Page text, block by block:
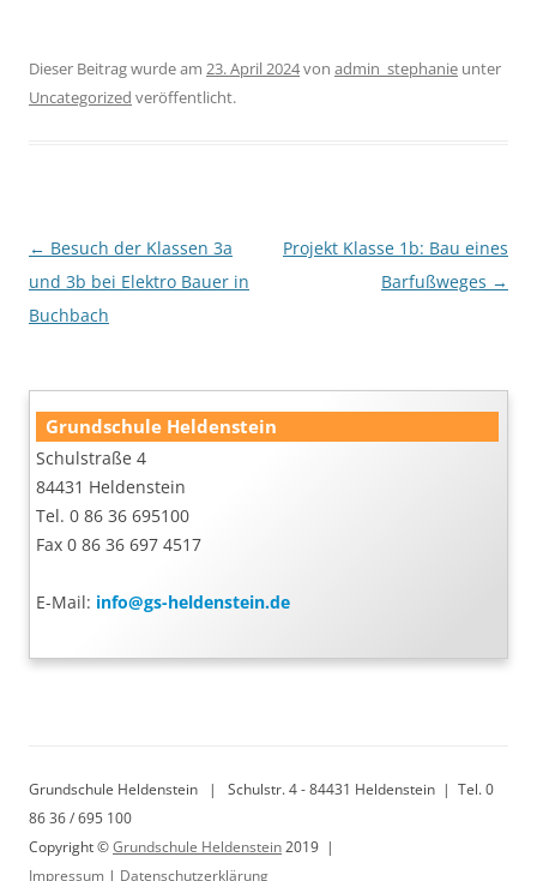
Dieser Beitrag wurde am 23. April 2024von admin_stephanie unter
Uncategorized veröffentlicht.
Beitragsnavigation
← Besuch der Klassen 3a
und 3b bei Elektro Bauer in
Buchbach
Projekt Klasse 1b: Bau eines
Barfußweges →
Grundschule Heldenstein
Schulstraße 4
84431 Heldenstein
Tel. 0 86 36 695100
Fax 0 86 36 697 4517
E-Mail: info@gs-heldenstein.de
Grundschule Heldenstein | Schulstr. 4 - 84431 Heldenstein | Tel. 0
86 36 / 695 100
Copyright ©Grundschule Heldenstein2019 |
Impressum | Datenschutzerklärung